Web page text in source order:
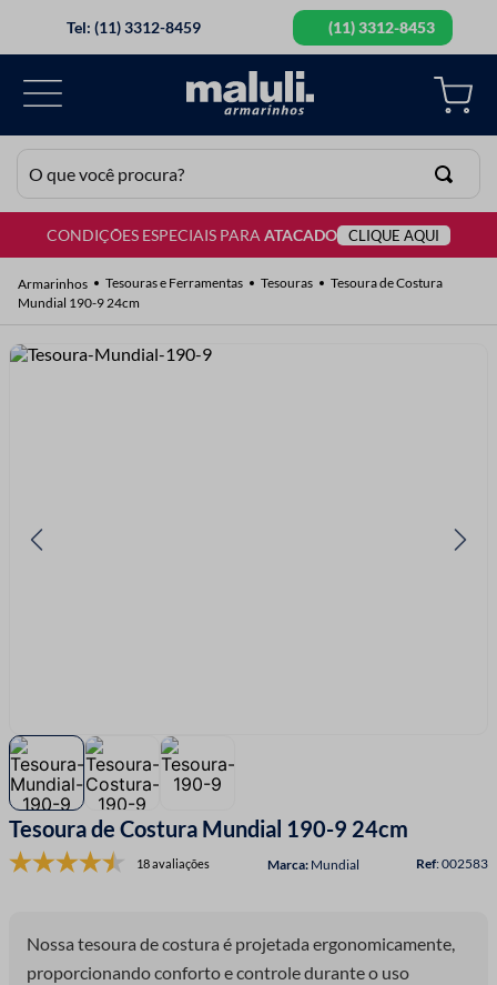
Tel: (11) 3312-8459 (11) 3312-8453
O que você procura?
CONDIÇÕES ESPECIAIS PARAATACADO CLIQUE AQUI
Tesouras e Ferramentas Tesouras
Tesoura de Costura
Mundial 190-9 24cm
Tesoura de Costura Mundial 190-9 24cm
18 avaliações Mundial :002583
Nossa tesoura de costura é projetada ergonomicamente,
proporcionando conforto e controle durante o uso
TERMOS MAIS BUSCADOS
2º
barbante
3º
botão
8º